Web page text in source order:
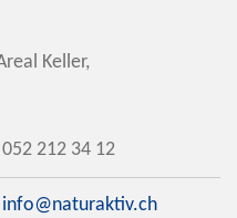
Keller,
052 212 34 12
info@naturaktiv.ch